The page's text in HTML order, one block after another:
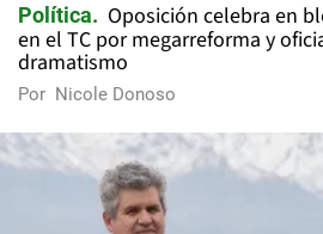
Política
Oposición celebra en
en el TC por megarreforma y
dramatismo
Por Nicole Donoso